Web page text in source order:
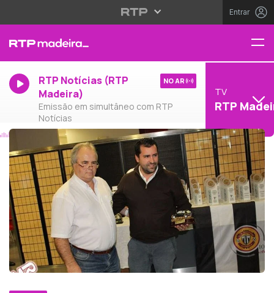
Entrar
RTP Notícias (RTP
Madeira)
Emissão em simultâneo com RTP
Notícias
NO AR
TV
RTP